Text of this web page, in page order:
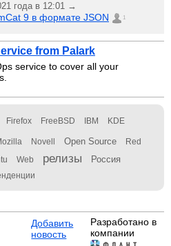
года в 12:01 →
9 в формате JSON 1
from Palark
service to cover all your
Firefox FreeBSD IBM KDE
Novell Open Source Red
Web релизы Россия
Добавить
новость
Разработано в
компании